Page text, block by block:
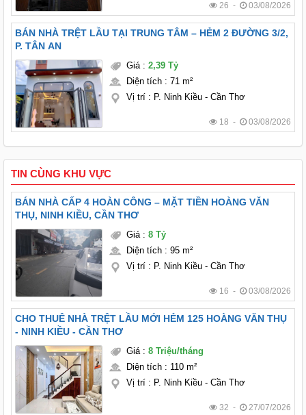
26 - 03/08/2026
BÁN NHÀ TRỆT LẦU TẠI TRUNG TÂM – HẺM 2 ĐƯỜNG 3/2,
P. TÂN AN
Giá: 2,39 Tỷ
Diện tích: 71 m²
Vị trí: P. Ninh Kiều - Cần Thơ
18 - 03/08/2026
TIN CÙNG KHU VỰC
BÁN NHÀ CẤP 4 HOÀN CÔNG – MẶT TIỀN HOÀNG VĂN
THỤ, NINH KIỀU, CẦN THƠ
Giá: 8 Tỷ
Diện tích: 95 m²
Vị trí: P. Ninh Kiều - Cần Thơ
16 - 03/08/2026
CHO THUÊ NHÀ TRỆT LẦU MỚI HẺM 125 HOÀNG VĂN THỤ
- NINH KIỀU - CẦN THƠ
Giá: 8 Triệu/tháng
Diện tích: 110 m²
Vị trí: P. Ninh Kiều - Cần Thơ
32 - 27/07/2026